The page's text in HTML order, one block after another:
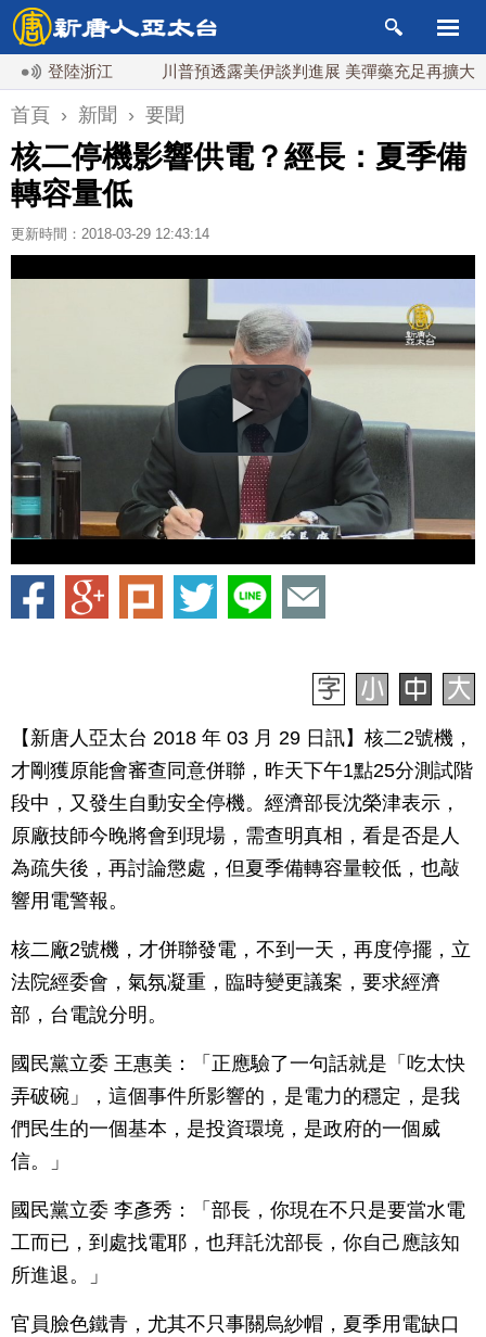
陸浙江 川普預透露美伊談判進展 美彈藥充足再擴大生產
首頁 › 新聞 › 要聞
核二停機影響供電？經長：夏季備
轉容量低
更新時間：2018-03-29 12:43:14
【新唐人亞太台 2018 年 03 月 29 日訊】核二2號機，
才剛獲原能會審查同意併聯，昨天下午1點25分測試階
段中，又發生自動安全停機。經濟部長沈榮津表示，
原廠技師今晚將會到現場，需查明真相，看是否是人
為疏失後，再討論懲處，但夏季備轉容量較低，也敲
響用電警報。
核二廠2號機，才併聯發電，不到一天，再度停擺，立
法院經委會，氣氛凝重，臨時變更議案，要求經濟
部，台電說分明。
國民黨立委 王惠美：「正應驗了一句話就是「吃太快
弄破碗」，這個事件所影響的，是電力的穩定，是我
們民生的一個基本，是投資環境，是政府的一個威
信。」
國民黨立委 李彥秀：「部長，你現在不只是要當水電
工而已，到處找電耶，也拜託沈部長，你自己應該知
所進退。」
官員臉色鐵青，尤其不只事關烏紗帽，夏季用電缺口